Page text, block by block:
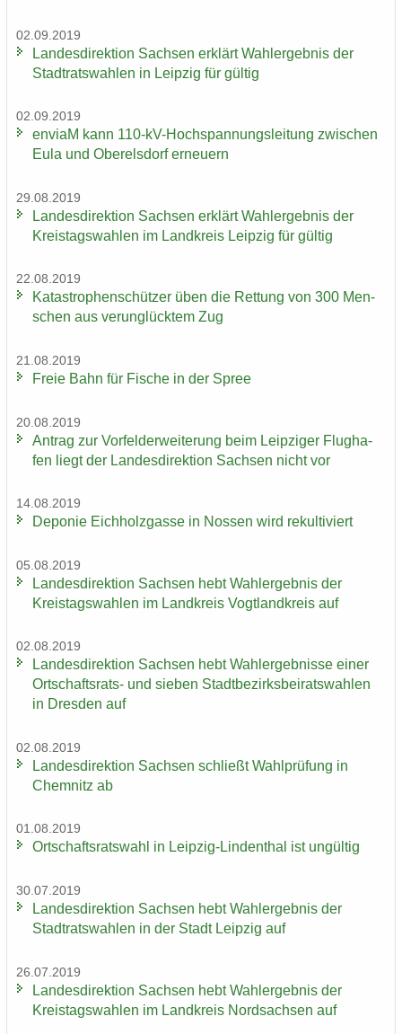
02.09.2019
Lan­des­di­rek­ti­on Sach­sen er­klärt Wahl­er­geb­nis der
Stadt­rats­wah­len in Leip­zig für gül­tig
02.09.2019
en­viaM kann 110-​kV-Hochspannungsleitung zwi­schen
Eula und Ober­els­dorf er­neu­ern
29.08.2019
Lan­des­di­rek­ti­on Sach­sen er­klärt Wahl­er­geb­nis der
Kreis­tags­wah­len im Land­kreis Leip­zig für gül­tig
22.08.2019
Ka­ta­stro­phen­schüt­zer üben die Ret­tung von 300 Men­
schen aus ver­un­glück­tem Zug
21.08.2019
Freie Bahn für Fi­sche in der Spree
20.08.2019
An­trag zur Vor­fel­d­er­wei­te­rung beim Leip­zi­ger Flug­ha­
fen liegt der Lan­des­di­rek­ti­on Sach­sen nicht vor
14.08.2019
De­po­nie Eich­holz­gas­se in Nos­sen wird re­kul­ti­viert
05.08.2019
Lan­des­di­rek­ti­on Sach­sen hebt Wahl­er­geb­nis der
Kreis­tags­wah­len im Land­kreis Vogt­land­kreis auf
02.08.2019
Lan­des­di­rek­ti­on Sach­sen hebt Wahl­er­geb­nis­se einer
Ortschaftsrats-​ und sie­ben Stadt­be­zirks­bei­rats­wah­len
in Dres­den auf
02.08.2019
Lan­des­di­rek­ti­on Sach­sen schließt Wahl­prü­fung in
Chem­nitz ab
01.08.2019
Ort­schafts­rats­wahl in Leipzig-​Lindenthal ist un­gül­tig
30.07.2019
Lan­des­di­rek­ti­on Sach­sen hebt Wahl­er­geb­nis der
Stadt­rats­wah­len in der Stadt Leip­zig auf
26.07.2019
Lan­des­di­rek­ti­on Sach­sen hebt Wahl­er­geb­nis der
Kreis­tags­wah­len im Land­kreis Nord­sach­sen auf